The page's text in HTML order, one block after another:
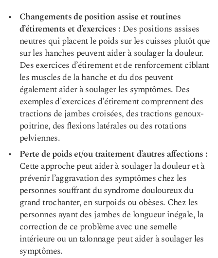
Changements de position assise et routines
d’étirements et d’exercices : Des positions assises
neutres qui placent le poids sur les cuisses plutôt que
sur les hanches peuvent aider à soulager la douleur.
Des exercices d’étirement et de renforcement ciblant
les muscles de la hanche et du dos peuvent
également aider à soulager les symptômes. Des
exemples d'exercices d'étirement comprennent des
tractions de jambes croisées, des tractions genoux-
poitrine, des flexions latérales ou des rotations
pelviennes.
Perte de poids et/ou traitement d’autres affections :
Cette approche peut aider à soulager la douleur et à
prévenir l’aggravation des symptômes chez les
personnes souffrant du syndrome douloureux du
grand trochanter, en surpoids ou obèses. Chez les
personnes ayant des jambes de longueur inégale, la
correction de ce problème avec une semelle
intérieure ou un talonnage peut aider à soulager les
symptômes.